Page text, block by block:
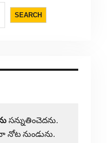
SEARCH
సన్నుతించెదను.
నోట నుండును.